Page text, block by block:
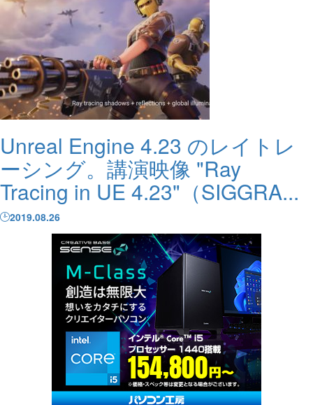
Unreal Engine 4.23 のレイトレ
ーシング。講演映像 "Ray
Tracing in UE 4.23"（SIGGRA...
2019.08.26